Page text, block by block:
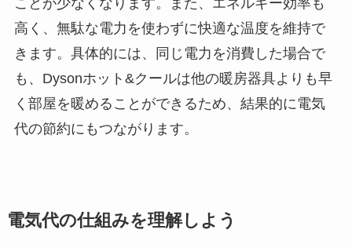
ことが少なくなります。また、エネルギー効率も
高く、無駄な電力を使わずに快適な温度を維持で
きます。具体的には、同じ電力を消費した場合で
も、Dysonホット&クールは他の暖房器具よりも早
く部屋を暖めることができるため、結果的に電気
代の節約にもつながります。
電気代の仕組みを理解しよう